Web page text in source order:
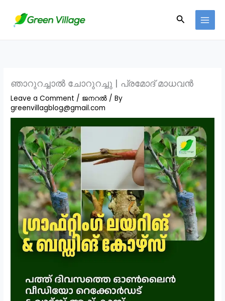
Search
ഞാറുറച്ചാൽ ചോറുറച്ചു | പ്രമോദ് മാധവൻ
Leave a Comment / ജനറൽ / By
greenvillagblog@gmail.com